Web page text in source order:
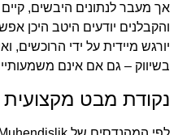
אך מעבר לנתונים היבשים,
והקבלנים יודעים היטב היכן
יורגש מיידית על ידי הרוכשים,
בשיווק – גם אם אינם
נקודת מבט מקצועית